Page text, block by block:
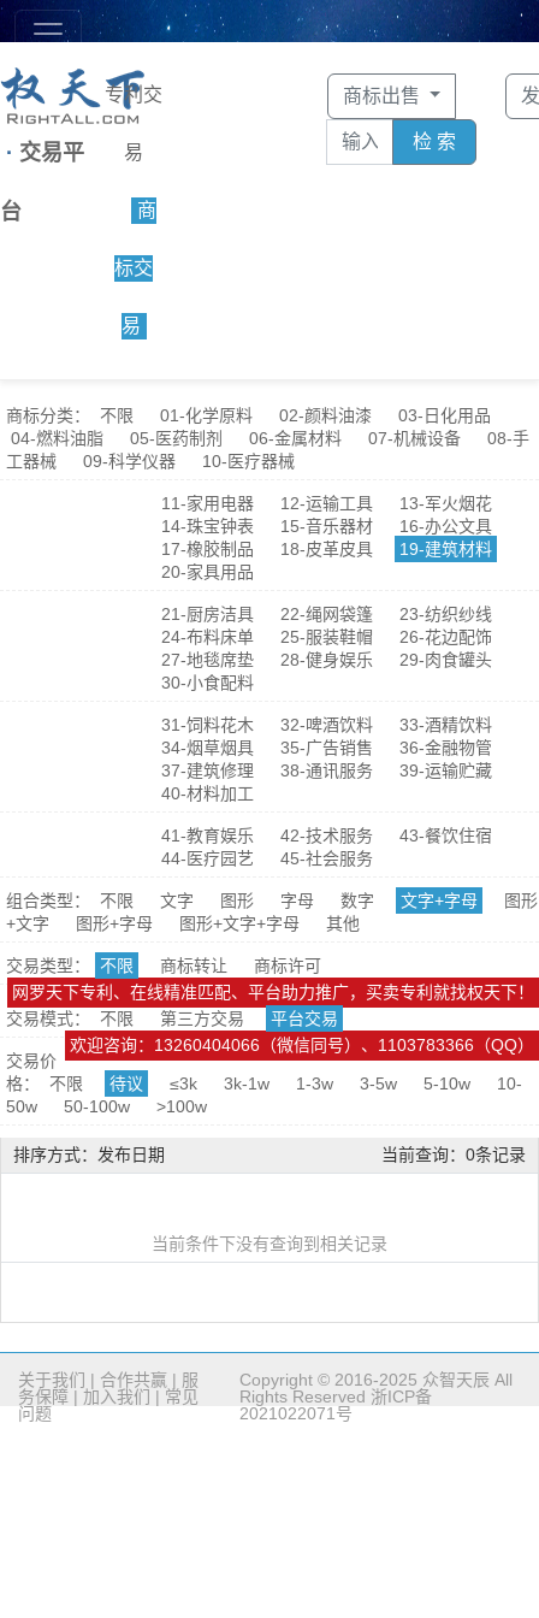
· 交易平
台
专利交
易
商
标交
易
商标出售
检 索
商标分类： 不限 01-化学原料 02-颜料油漆
03-日化用品
04-燃料油脂
05-医药制剂 06-金属材料 07-机械设备
08-手
工器械
09-科学仪器 10-医疗器械
11-家用电器 12-运输工具
13-军火烟花
14-珠宝钟表
15-音乐器材
16-办公文具
17-橡胶制品
18-皮革皮具
19-建筑材料
20-家具用品
21-厨房洁具 22-绳网袋篷
23-纺织纱线
24-布料床单
25-服装鞋帽
26-花边配饰
27-地毯席垫
28-健身娱乐
29-肉食罐头
30-小食配料
31-饲料花木 32-啤酒饮料
33-酒精饮料
34-烟草烟具
35-广告销售
36-金融物管
37-建筑修理
38-通讯服务
39-运输贮藏
40-材料加工
41-教育娱乐 42-技术服务
43-餐饮住宿
44-医疗园艺
45-社会服务
组合类型： 不限 文字 图形 字母 数字 文字+字母
图形
+文字
图形+字母 图形+文字+字母 其他
交易类型： 不限 商标转让
商标许可
网罗天下专利、在线精准匹配、平台助力推广，买卖专利就找权天下！
交易模式：
不限 第三方交易
平台交易
欢迎咨询：13260404066（微信同号）、1103783366（QQ）
交易价
格：
不限 待议 ≤3k 3k-1w 1-3w 3-5w 5-10w
10-
50w
50-100w >100w
排序方式：发布日期 当前查询：0条记录
当前条件下没有查询到相关记录
关于我们 | 合作共赢 | 服
务保障 | 加入我们 | 常见
问题
Copyright © 2016-2025 众智天辰 All
Rights Reserved 浙ICP备
2021022071号